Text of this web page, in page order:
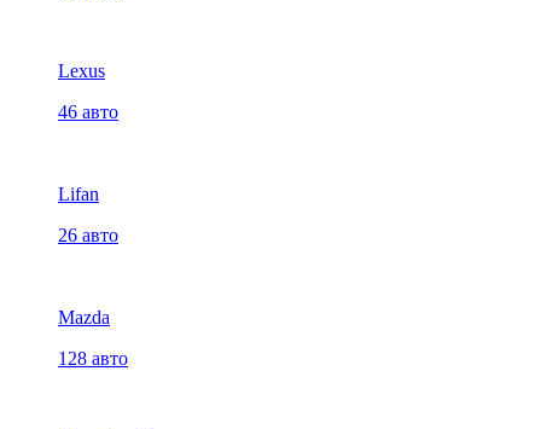
Lexus
46 авто
Lifan
26 авто
Mazda
128 авто